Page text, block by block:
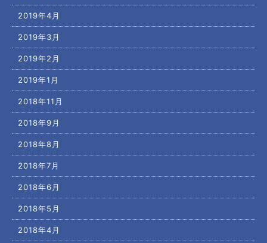
2019年4月
2019年3月
2019年2月
2019年1月
2018年11月
2018年9月
2018年8月
2018年7月
2018年6月
2018年5月
2018年4月